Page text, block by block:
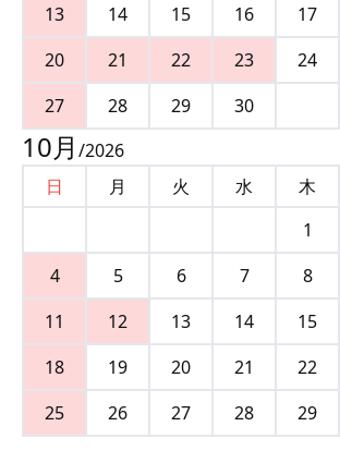
13
14 15 16 17
20
21 22 23 24
27
28 29 30
10月 /2026
日
月 火 水 木
1
4
5 6 7 8
11
12 13 14 15
18
19 20 21 22
25
26 27 28 29